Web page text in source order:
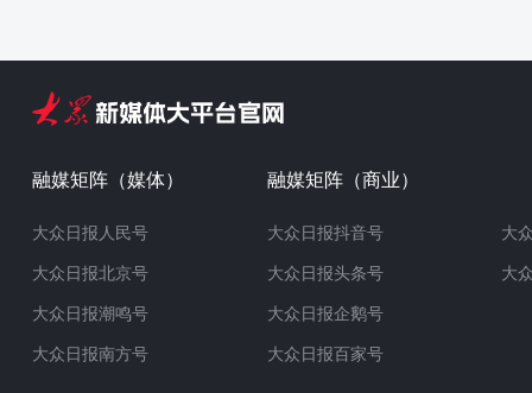
融媒矩阵（媒体）
大众日报人民号
大众日报北京号
大众日报潮鸣号
大众日报南方号
融媒矩阵（商业）
大众日报抖音号
大众日报头条号
大众日报企鹅号
大众日报百家号
大
大